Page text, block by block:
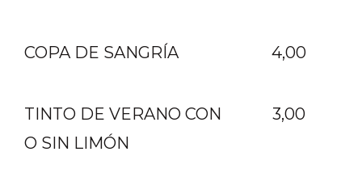
COPA DE SANGRÍA 4,00
TINTO DE VERANO CON
O SIN LIMÓN
3,00